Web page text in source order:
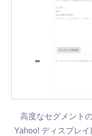
高度なセグメント
Yahoo! ディスプレ